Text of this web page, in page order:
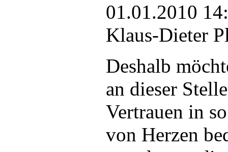
01.01.2010
Klaus-Dieter
Deshalb
an dieser
Vertrauen in
von Herzen